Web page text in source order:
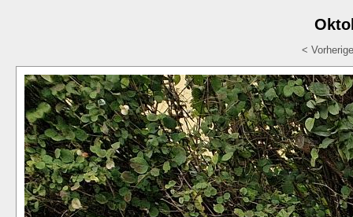
< Vorherige